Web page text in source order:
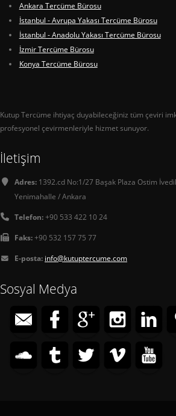
Ankara Tercüme Bürosu
İstanbul - Avrupa Yakası Tercüme Bürosu
İstanbul - Anadolu Yakası Tercüme Bürosu
İzmir Tercüme Bürosu
Konya Tercüme Bürosu
Kutup Tercüme ihtiyaç duyabileceğiniz tüm çeviri
profesyonel çevirmenleriyle hizmet sunuyor.
İletişim
Adres: 1392.cd No:1/27 Başak Plaza Ostim
Yenimahalle / Ankara
Telefon:+90 533 422 10 24
Faks:+90 532 157 75 77
E-posta: info@kutuptercume.com
Sosyal Medya